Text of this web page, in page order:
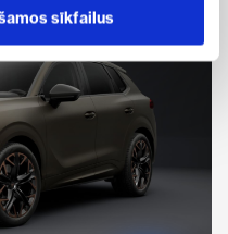
sīkfailus